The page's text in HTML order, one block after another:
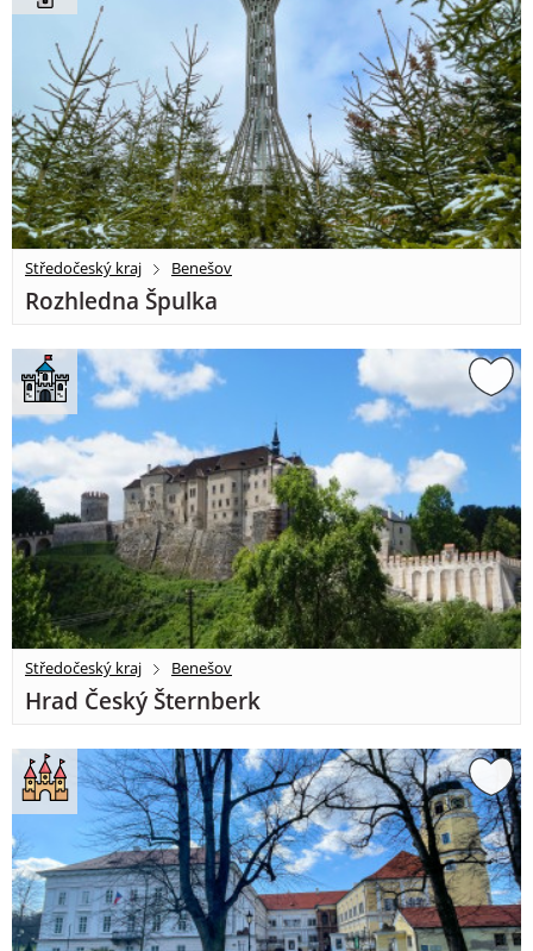
Středočeský kraj Benešov
Rozhledna Špulka
Středočeský kraj Benešov
Hrad Český Šternberk